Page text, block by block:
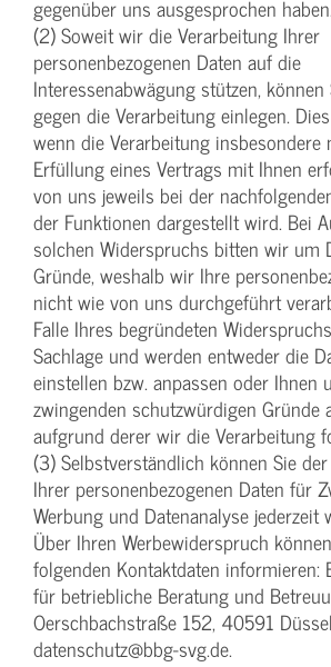
gegenüber uns ausgesprochen haben.
(2) Soweit wir die Verarbeitung Ihrer
personenbezogenen Daten auf die
Interessenabwägung stützen,
gegen die Verarbeitung einlegen.
wenn die Verarbeitung insbesondere
Erfüllung eines Vertrags mit Ihnen
von uns jeweils bei der
der Funktionen dargestellt wird. Bei
solchen Widerspruchs bitten wir um
Gründe, weshalb wir Ihre
nicht wie von uns durchgeführt
Falle Ihres begründeten
Sachlage und werden entweder die
einstellen bzw. anpassen oder Ihnen
zwingenden schutzwürdigen Gründe
aufgrund derer wir die Verarbeitung
(3) Selbstverständlich können Sie
Ihrer personenbezogenen Daten für
Werbung und Datenanalyse jederzeit
Über Ihren Werbewiderspruch
folgenden Kontaktdaten informieren:
für betriebliche Beratung und
Oerschbachstraße 152, 40591
datenschutz@bbg-svg.de.